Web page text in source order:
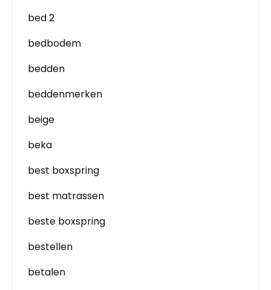
bed 2
bedbodem
bedden
beddenmerken
beige
beka
best boxspring
best matrassen
beste boxspring
bestellen
betalen